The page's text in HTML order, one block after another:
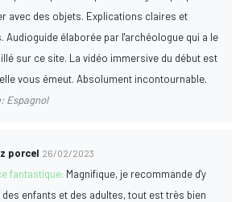
avec des objets. Explications claires et
Audioguide élaborée par l'archéologue qui a le
sur ce site. La vidéo immersive du début est
vous émeut. Absolument incontournable.
Espagnol
porcel 26/02/2023
fantastique: Magnifique, je recommande d'y
des enfants et des adultes, tout est très bien